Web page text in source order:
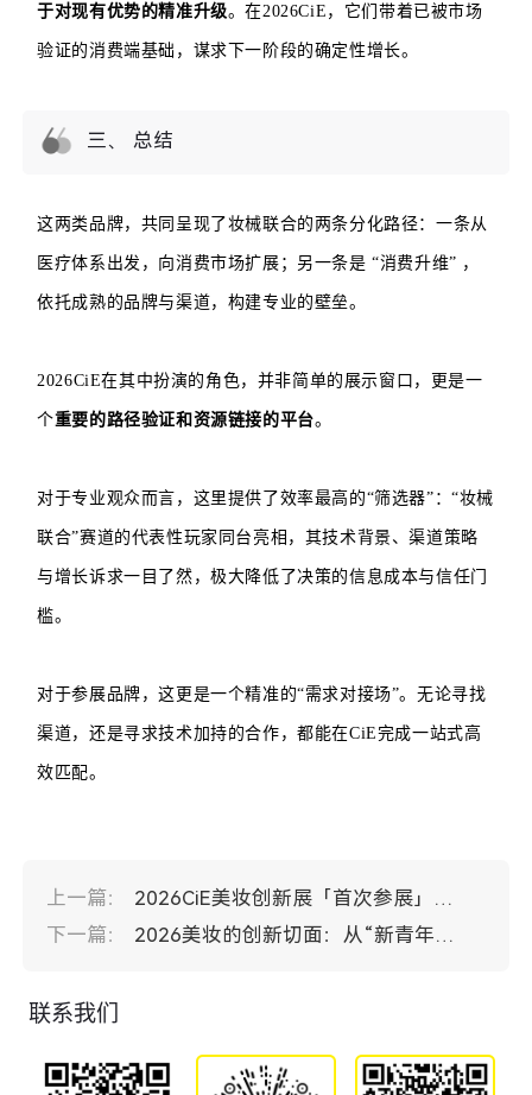
于对现有优势的精准升级。在2026CiE，它们带着已被市场
验证的消费端基础，谋求下一阶段的确定性增长。
三、 总结
这两类品牌，共同呈现了妆械联合的两条分化路径：一条从
医疗体系出发，向消费市场扩展；另一条是 “消费升维” ，
依托成熟的品牌与渠道，构建专业的壁垒。
2026CiE在其中扮演的角色，并非简单的展示窗口，更是一
个重要的路径验证和资源链接的平台。
对于专业观众而言，这里提供了效率最高的“筛选器”：“妆械
联合”赛道的代表性玩家同台亮相，其技术背景、渠道策略
与增长诉求一目了然，极大降低了决策的信息成本与信任门
槛。
对于参展品牌，这更是一个精准的“需求对接场”。无论寻找
渠道，还是寻求技术加持的合作，都能在CiE完成一站式高
效匹配。
上一篇：
2026CiE美妆创新展​「首次参展」品牌曝光！
下一篇：
2026美妆的创新切面：从“新青年”品牌说起
联系我们